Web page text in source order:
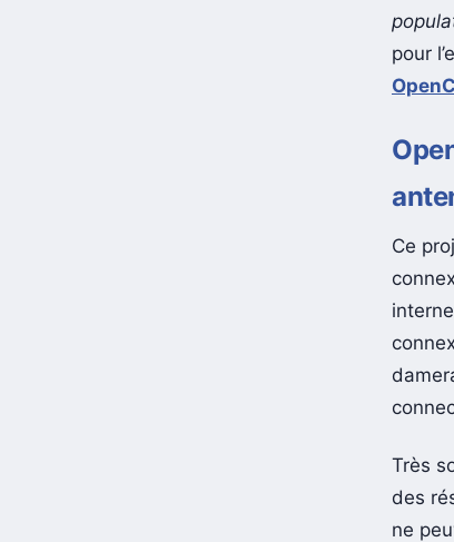
pour
Ce
Très
des
ne